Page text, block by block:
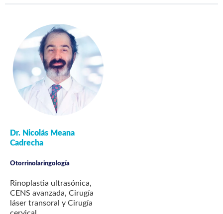
Dr. Nicolás Meana
Cadrecha
Otorrinolaringología
Rinoplastia ultrasónica,
CENS avanzada, Cirugía
láser transoral y Cirugía